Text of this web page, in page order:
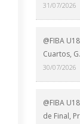
31/07/2026
@FIBA
Cuartos,
30/07/2026
@FIBA
de Final,